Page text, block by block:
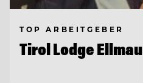
TOP ARBEITGEBER
Tirol Lodge Ellmau